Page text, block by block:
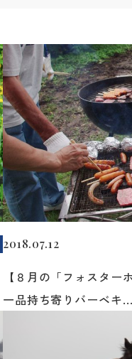
2018.07.12
【８月の「フォスター
一品持ち寄りバーベキ...